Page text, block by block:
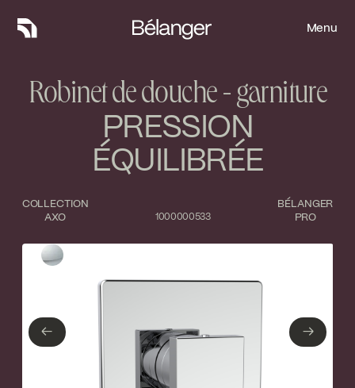
Menu
Menu
COLLECTION
AXO
Robinet de douche - garniture
PRESSION
ÉQUILIBRÉE
BÉLANGER
PRO
1000000533
Type de finition
Chrome poli
← →